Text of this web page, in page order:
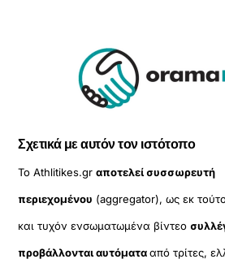
Σχετικά με αυτόν τον ιστότοπο
Το Athlitikes.grαποτελεί συσσωρευτή
περιεχομένου (aggregator), ως εκ
και τυχόν ενσωματωμένα βίντεο
προβάλλονται αυτόματααπό τρίτες,